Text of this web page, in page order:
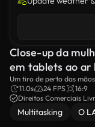
Close-up da
em tablets ao ar
Um tiro de perto das
mesa de madeira lá fora,
11.0s 24 FPS
16:9
Direitos Comerciais
Multitasking O